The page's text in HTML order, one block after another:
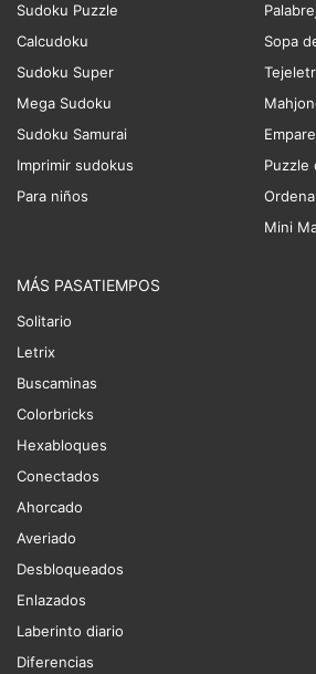
Sudoku Puzzle
Calcudoku
Sudoku Super
Mega Sudoku
Sudoku Samurai
Imprimir sudokus
Para niños
Sopa
Puzzle
Mini
MÁS PASATIEMPOS
Solitario
Letrix
Buscaminas
Colorbricks
Hexabloques
Conectados
Ahorcado
Averiado
Desbloqueados
Enlazados
Laberinto diario
Diferencias